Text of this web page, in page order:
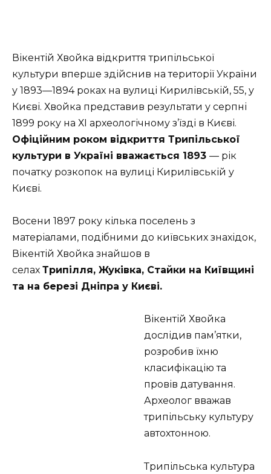
Вікентій Хвойка відкриття трипільської
культури вперше здійснив на території України
у 1893—1894 роках на вулиці Кирилівській, 55, у
Києві. Хвойка представив результати у серпні
1899 року на ХІ археологічному з’їзді в Києві.
Офіційним роком відкриття Трипільської
культури в Україні вважається 1893 — рік
початку розкопок на вулиці Кирилівській у
Києві.
Восени 1897 року кілька поселень з
матеріалами, подібними до київських знахідок,
Вікентій Хвойка знайшов в
селах Трипілля, Жуківка, Стайки на Київщині
та на березі Дніпра у Києві.
Вікентій Хвойка
дослідив пам’ятки,
розробив їхню
класифікацію та
провів датування.
Археолог вважав
трипільську культуру
автохтонною.
Трипільська культура